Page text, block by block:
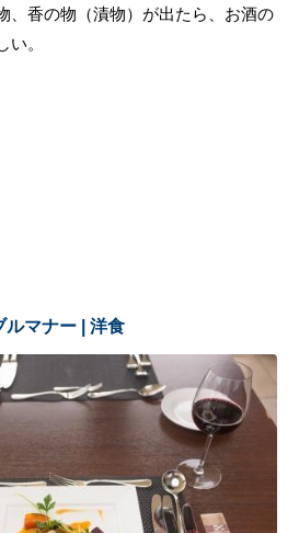
、香の物（漬物）が出たら、お酒の
。
ルマナー | 洋食